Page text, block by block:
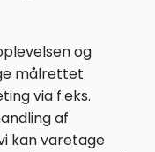
og
målrettet
via f.eks.
af
kan varetage